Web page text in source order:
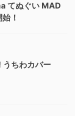
てぬぐい MAD
！
うちわカバー